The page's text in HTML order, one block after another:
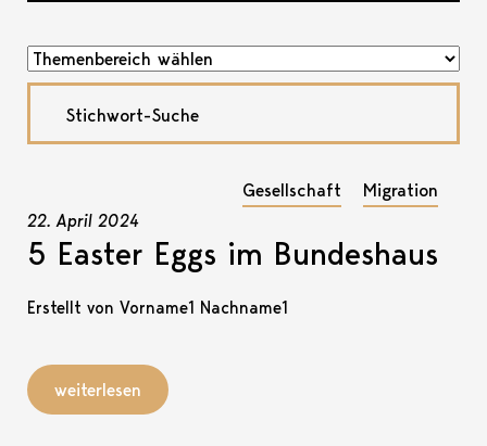
Gesellschaft Migration
22. April 2024
5 Easter Eggs im Bundeshaus
Erstellt von Vorname1 Nachname1
weiterlesen